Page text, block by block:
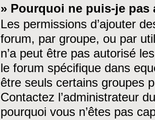
» Pourquoi ne puis-je
Les permissions d’ajouter
forum, par groupe, ou par
n’a peut être pas autorisé
le forum spécifique dans
être seuls certains groupes
Contactez l’administrateur
pourquoi vous n’êtes pas